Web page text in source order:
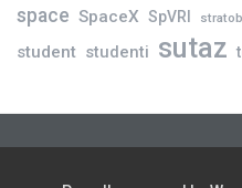
space SpaceX SpVRI
student studenti sutaz